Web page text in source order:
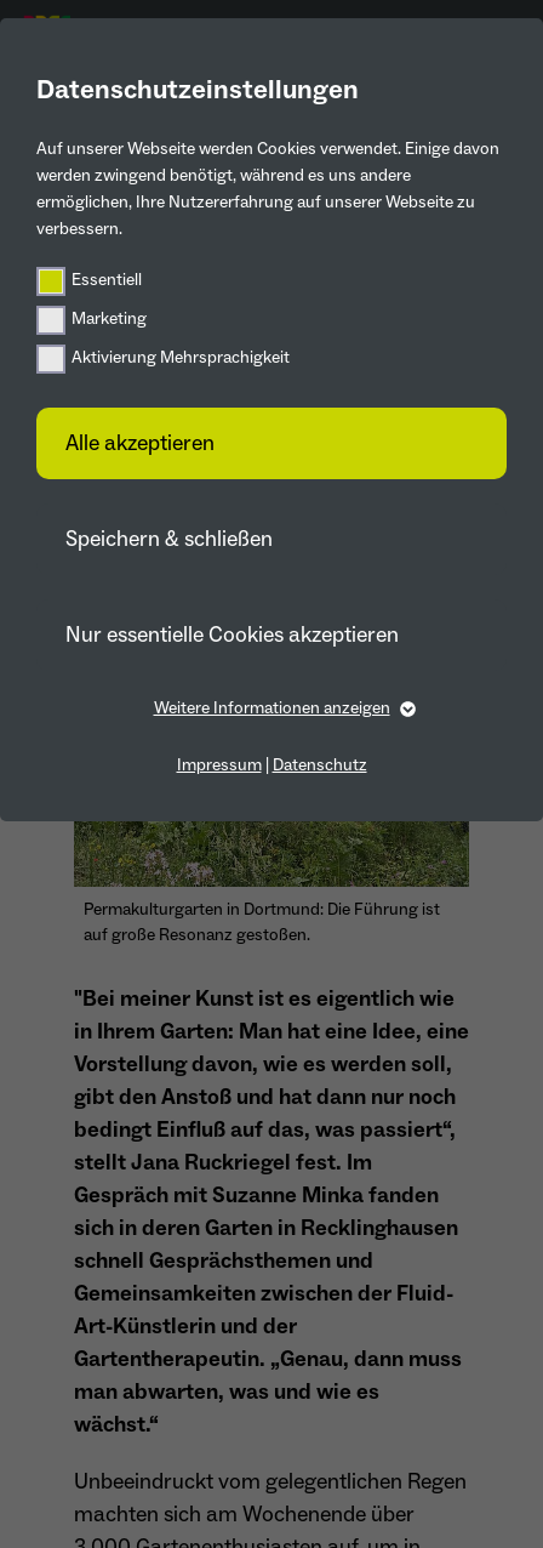
Datenschutzeinstellungen
Auf unserer Webseite werden Cookies verwendet. Einige davon
werden zwingend benötigt, während es uns andere
ermöglichen, Ihre Nutzererfahrung auf unserer Webseite zu
verbessern.
Essentiell
Marketing
Aktivierung Mehrsprachigkeit
Alle akzeptieren
Speichern & schließen
Nur essentielle Cookies akzeptieren
Essentielle Cookies werden für grundlegende Funktionen
Name fe_typo_user
Anbieter TYPO3
Zweck
Dieses Cookie wird verwendet, um Ihre
Cookie-Einstellungen für diese Website zu
speichern.
Name PHPSESSID
Anbieter Session Cookies
Laufzeit
Sessio-Cookie wird beim Schliessen der
Webseite wieder gelöscht
Zweck
PHPs Standard Sitzungs-Identifikation
(Formulare).
be_typo_user
Cookie-Informationen anzeigen
Marketing
Verhalten der Besuchenden auf der Webseite
nachzuvollziehen. Es hilft uns die Nutzererfahrung der
Website zu analysieren und die Inhalte zu verbessern.
Name _pk_id*
Anbieter Matomo
Dient zur anonymen Wiedererkennung eines
Besuchers.
Name _pk_ses*
Anbieter Matomo
Laufzeit 30 Minuten
Zweck
Cookie-Informationen anzeigen
Aktivierung Mehrsprachigkeit
Diese Cookies ermöglichen die automatische Übersetzung
der Website-Inhalte durch GTranslate.
Name googtrans
Laufzeit 1 Jahr
Speichert die vom Nutzer gewählte Sprache
Website.
Cookie-Informationen anzeigen
Weitere Informationen anzeigen
Impressum Datenschutz
Aktuelles
Zurück
Mein Garten
Unseren Walnussbaum
gepflanzt
07.07.2025
Gartenpforte im Ruhrgebiet
Permakulturgarten in Dortmund: Die Führung ist
auf große Resonanz gestoßen.
"Bei meiner Kunst ist es eigentlich wie
in Ihrem Garten: Man hat eine Idee, eine
Vorstellung davon, wie es werden soll,
gibt den Anstoß und hat dann nur noch
bedingt Einfluß auf das, was passiert“,
stellt Jana Ruckriegel fest. Im
Gespräch mit Suzanne Minka fanden
sich in deren Garten in Recklinghausen
schnell Gesprächsthemen und
Gemeinsamkeiten zwischen der Fluid-
Art-Künstlerin und der
Gartentherapeutin. „Genau, dann muss
man abwarten, was und wie es
wächst.“
Unbeeindruckt vom gelegentlichen Regen
machten sich am Wochenende über